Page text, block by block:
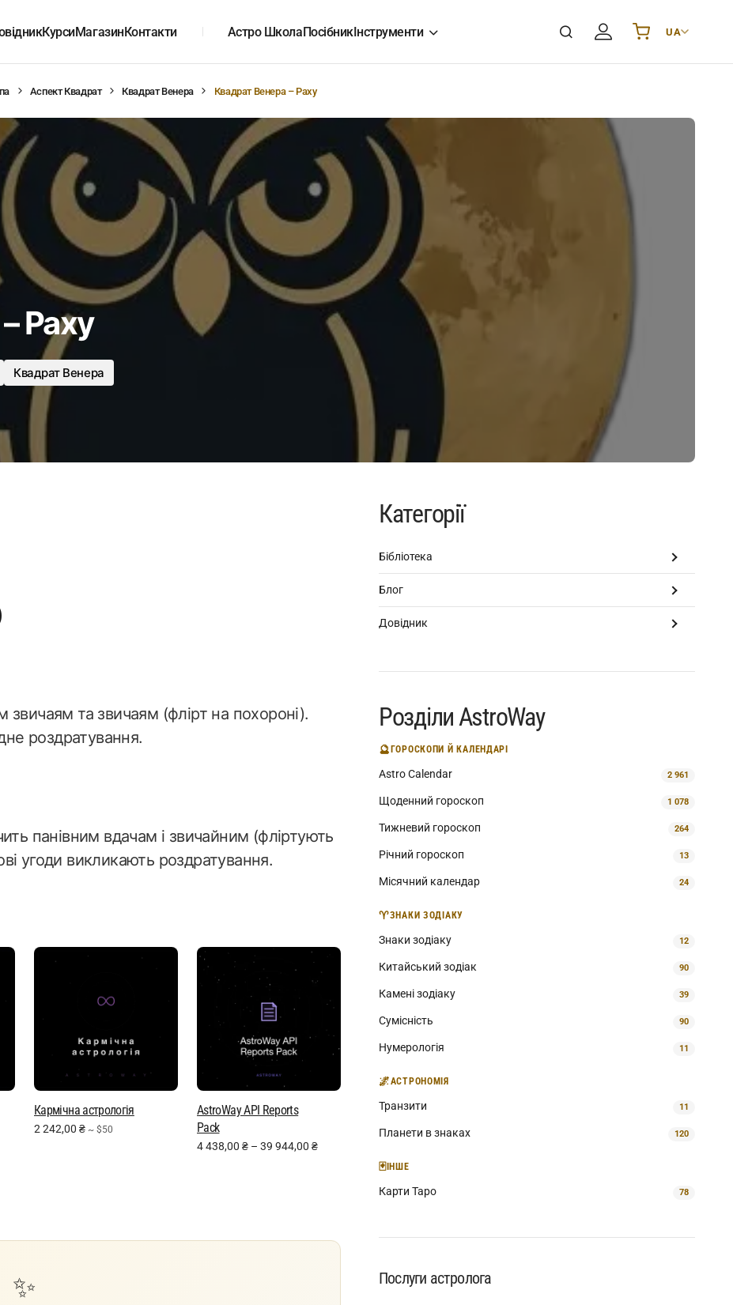
КурсиМагазинКонтакти Астро ШколаПосібникІнструменти UA
UA Українська
Аспект Квадрат Квадрат Венера Квадрат Венера – Раху
Раху
Квадрат Венера
звичаям та звичаям (флірт на похороні).
роздратування.
панівним вдачам і звичайним (фліртують
угоди викликають роздратування.
Кармічна астрологія
2 242,00 ₴ ~ $50
AstroWay API Reports
Pack
4 438,00 ₴ – 39 944,00 ₴
✨
Категорії
Бібліотека
Блог
Довідник
Розділи AstroWay
🔮ГОРОСКОПИ Й КАЛЕНДАРІ
Astro Calendar 2 961
Щоденний гороскоп 1 078
Тижневий гороскоп 264
Річний гороскоп 13
Місячний календар 24
♈ЗНАКИ ЗОДІАКУ
Знаки зодіаку 12
Китайський зодіак 90
Камені зодіаку 39
Сумісність 90
Нумерологія 11
🌌АСТРОНОМІЯ
Транзити 11
Планети в знаках 120
🃏ІНШЕ
Карти Таро 78
Послуги астролога